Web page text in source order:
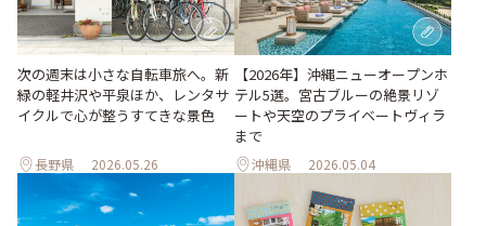
次の週末は小さな自転車旅へ。新
緑の軽井沢や平泉ほか、レンタサ
イクルで心が整うすてきな景色
長野県 2026.05.26
【2026年】沖縄ニューオープンホ
テル5選。宮古ブルーの絶景リゾ
ートや天空のプライベートヴィラ
まで
沖縄県 2026.05.04